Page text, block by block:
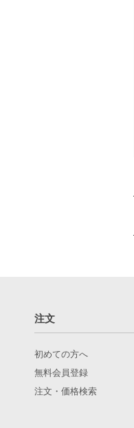
注文
初めての方へ
無料会員登録
注文・価格検索